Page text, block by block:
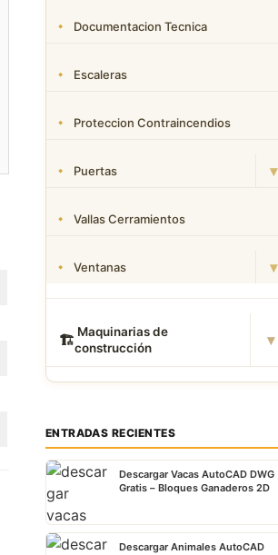
Documentacion Tecnica
Escaleras
Proteccion Contraincendios
Puertas ▾
Vallas Cerramientos
Ventanas ▾
🏗 ️ Maquinarias de
construcción
▾
ENTRADAS RECIENTES
Descargar Vacas AutoCAD DWG
Gratis – Bloques Ganaderos 2D
Descargar Animales AutoCAD